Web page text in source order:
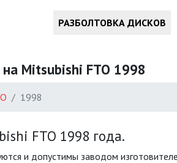
РАЗБОЛТОВКА ДИСКОВ
Mitsubishi FTO 1998
1998
FTO 1998 года.
и допустимы заводом